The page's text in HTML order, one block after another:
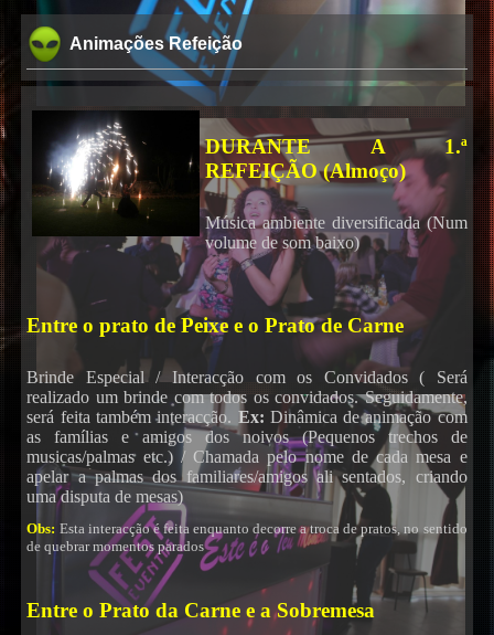
Animações Refeição
DURANTE A 1.ª
REFEIÇÃO (Almoço)
Música ambiente diversificada (Num
volume de som baixo)
Entre o prato de Peixe e o Prato de Carne
Brinde Especial / Interacção com os Convidados ( Será
realizado um brinde com todos os convidados. Seguidamente,
será feita também interacção. Ex: Dinâmica de animação com
as famílias e amigos dos noivos (Pequenos trechos de
musicas/palmas etc.) / Chamada pelo nome de cada mesa e
apelar a palmas dos familiares/amigos ali sentados, criando
uma disputa de mesas)
Obs: Esta interacção é feita enquanto decorre a troca de pratos, no sentido
de quebrar momentos parados
Entre o Prato da Carne e a Sobremesa